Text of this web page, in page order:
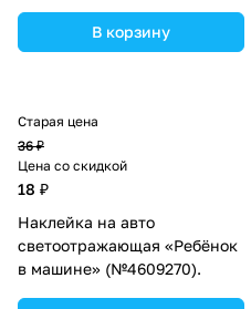
В корзину
Старая цена
36 ₽
Цена со скидкой
18 ₽
Наклейка на авто
светоотражающая «Ребёнок
в машине» (№4609270).